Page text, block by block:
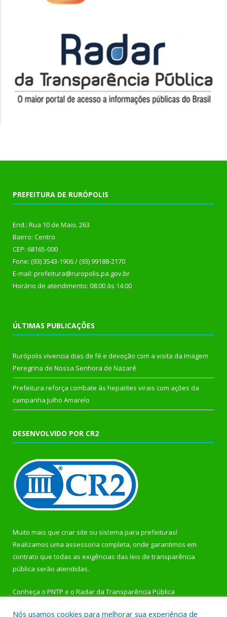
PREFEITURA DE RURÓPOLIS
End.: Rua 10 de Maio, 263
Bairro: Centro
CEP: 68165-000
Fone: (93) 3543-1906 / (93) 99188-2170
E-mail: prefeitura@ruropolis.pa.gov.br
Horário de atendimento: 08:00 às 14:00
ÚLTIMAS PUBLICAÇÕES
Rurópolis vivencia dias de fé e devoção com a visita da Imagem
Peregrina de Nossa Senhora de Nazaré
Prefeitura reforça combate às hepatites virais com ações da
campanha Julho Amarelo
DESENVOLVIDO POR CR2
Muito mais que criar site ou sistema para prefeituras!
Realizamos uma assessoria completa, onde garantimos em
contrato que todas as exigências das leis de transparência
pública serão atendidas.
Conheça o PNTP e o Radar da Transparência Pública
Nós usamos cookies para melhorar sua experiência de